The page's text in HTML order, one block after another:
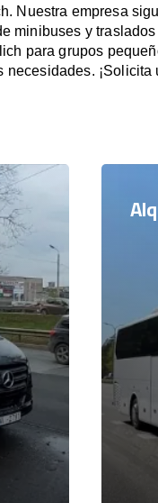
Nuestra empresa
minibuses y traslados
para grupos
necesidades. ¡Solicita